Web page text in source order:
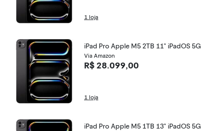
1 loja
iPad Pro Apple M5 2TB 11" iPadOS 5G
Via Amazon
R$ 28.099,00
1 loja
iPad Pro Apple M5 1TB 13" iPadOS 5G